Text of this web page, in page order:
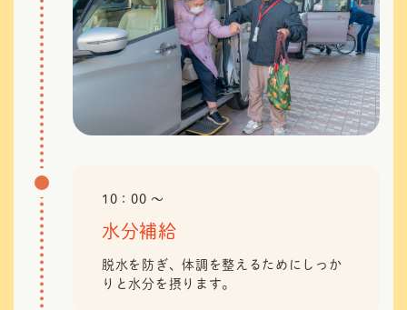
10：00 〜
水分補給
脱水を防ぎ、体調を整えるためにしっか
りと水分を摂ります。